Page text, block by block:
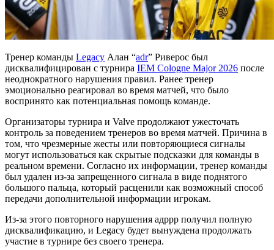
Тренер команды Legacy Алан “adr” Риверос был
дисквалифицирован с турнира IEM Cologne Major 2026 после
неоднократного нарушения правил. Ранее тренер
эмоционально реагировал во время матчей, что было
воспринято как потенциальная помощь команде.
Организаторы турнира и Valve продолжают ужесточать
контроль за поведением тренеров во время матчей. Причина в
том, что чрезмерные жесты или повторяющиеся сигналы
могут использоваться как скрытые подсказки для команды в
реальном времени. Согласно их информации, тренер команды
был удален из-за запрещенного сигнала в виде поднятого
большого пальца, который расценили как возможный способ
передачи дополнительной информации игрокам.
Из-за этого повторного нарушения адррр получил полную
дисквалификацию, и Legacy будет вынуждена продолжать
участие в турнире без своего тренера.